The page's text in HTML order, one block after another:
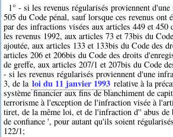
1° - si les revenus régularisés proviennent
505 du Code pénal, sauf lorsque ces revenus ont
par des infractions visées aux articles 449 et 450
les revenus 1992, aux articles 73 et 73bis du
ajoutée, aux articles 133 et 133bis du Code des
articles 206 et 206bis du Code des droits
de greffe, aux articles 207/1 et 207bis du Code
- si les revenus régularisés proviennent d'une
3, de la loi du 11 janvier 1993 relative à la
système financier aux fins de blanchiment de
terrorisme à l'exception de l'infraction visée à
tiret, de la même loi, et de l'infraction d'' abus de
de confiance ', pour autant qu'ils soient
122/1;